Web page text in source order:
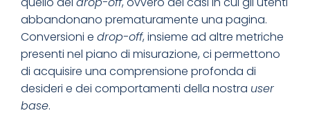
abbandonano prematuramente una pagina.
Conversioni e drop-off, insieme ad altre metriche
presenti nel piano di misurazione, ci permettono
di acquisire una comprensione profonda di
desideri e dei comportamenti della nostra user
base.